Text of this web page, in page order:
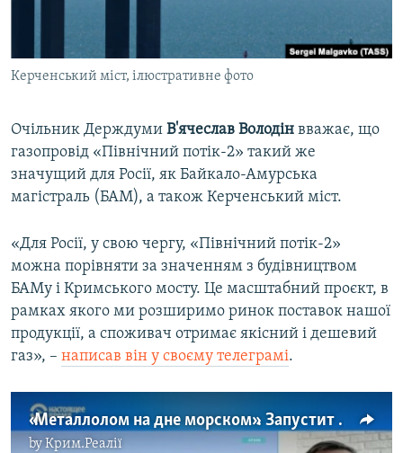
УКРАЇНСЬКА ПРОБЛЕМА КРИМУ
ІНФОГРАФІКА
ДОЛУЧАЙСЯ!
Усі сайти RFE/RL
Керченський міст, ілюстративне фото
Очільник Держдуми В'ячеслав Володін вважає, що
газопровід «Північний потік-2» такий же
значущий для Росії, як Байкало-Амурська
магістраль (БАМ), а також Керченський міст.
«Для Росії, у свою чергу, «Північний потік-2»
можна порівняти за значенням з будівництвом
БАМу і Кримського мосту. Це масштабний проєкт, в
рамках якого ми розширимо ринок поставок нашої
продукції, а споживач отримає якісний і дешевий
газ», – написав він у своєму телеграмі.
«Металлолом на дне морском». Запустит ли «Газпром» с 1 октября «Северный поток-2» (видео)
byКрим.Реалії